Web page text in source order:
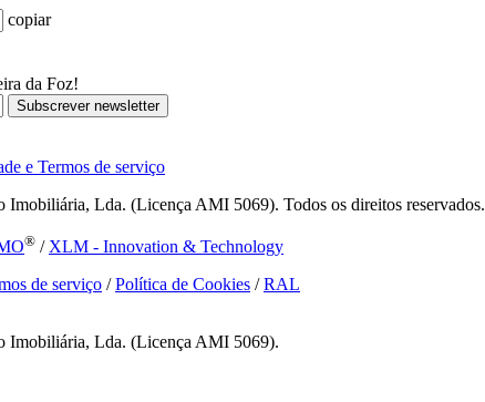
copiar
da Foz!
Subscrever newsletter
e Termos de serviço
Imobiliária, Lda. (Licença AMI 5069). Todos os direitos reservados.
® / XLM - Innovation & Technology
de serviço /Política de Cookies /RAL
Imobiliária, Lda. (Licença AMI 5069).